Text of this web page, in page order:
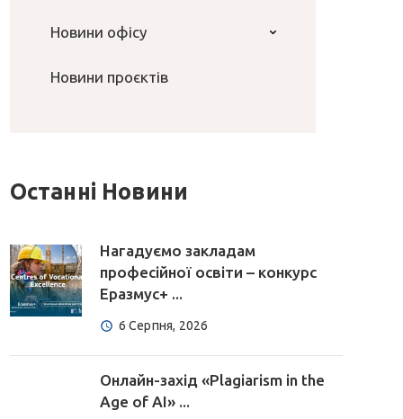
Новини офісу
Новини проєктів
Останні Новини
Нагадуємо закладам
професійної освіти – конкурс
Еразмус+ ...
6 Серпня, 2026
Онлайн-захід «Plagiarism in the
Age of AI» ...